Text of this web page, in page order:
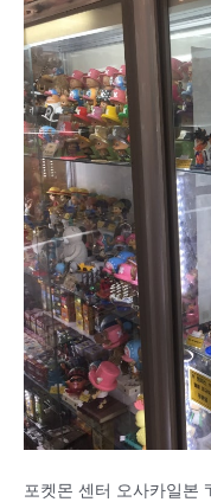
포켓몬 센터 오사카일본